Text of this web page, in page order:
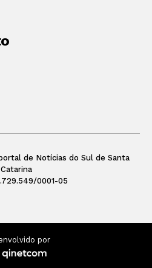
de Notícias do Sul de Santa
Catarina
0001-05
por